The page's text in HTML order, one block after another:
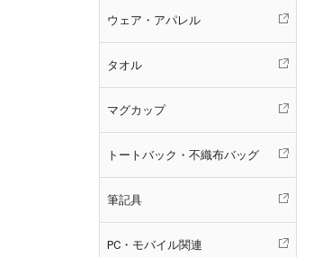
ウェア・アパレル
タオル
マグカップ
トートバック・不織布バッグ
筆記具
PC・モバイル関連